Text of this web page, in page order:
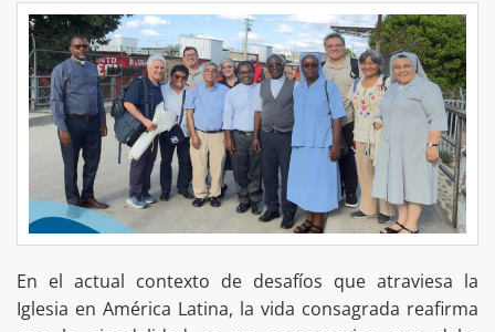
En el actual contexto de desafíos que atraviesa la
Iglesia en América Latina, la vida consagrada reafirma